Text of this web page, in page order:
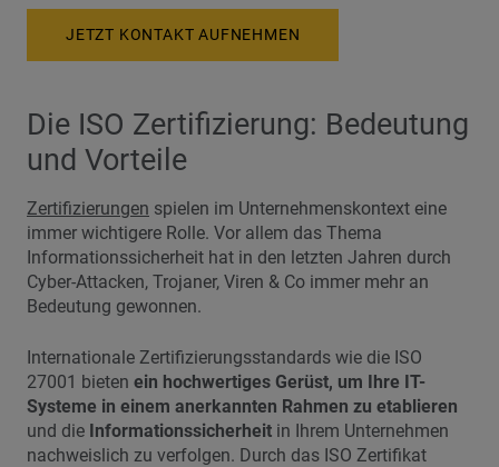
JETZT KONTAKT AUFNEHMEN
Die ISO Zertifizierung: Bedeutung
und Vorteile
Zertifizierungen spielen im Unternehmenskontext eine
immer wichtigere Rolle. Vor allem das Thema
Informationssicherheit hat in den letzten Jahren durch
Cyber-Attacken, Trojaner, Viren & Co immer mehr an
Bedeutung gewonnen.
Internationale Zertifizierungsstandards wie die ISO
27001 bieten ein hochwertiges Gerüst, um Ihre IT-
Systeme in einem anerkannten Rahmen zu etablieren
und die Informationssicherheit in Ihrem Unternehmen
nachweislich zu verfolgen. Durch das ISO Zertifikat